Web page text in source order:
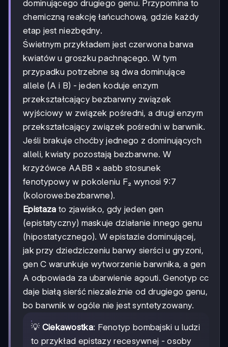
dominującego drugiego genu. Przypomina to
chemiczną reakcję łańcuchową, gdzie każdy
etap jest niezbędny.
Świetnym przykładem jest czerwona barwa
kwiatów u groszku pachnącego. W tym
przypadku potrzebne są dwa dominujące
allele (A i B) - jeden koduje enzym
przekształcający bezbarwny związek
wyjściowy w związek pośredni, a drugi enzym
przekształcający związek pośredni w barwnik.
Jeśli brakuje choćby jednego z dominujących
alleli, kwiaty pozostają bezbarwne. W
krzyżówce AABB × aabb stosunek
fenotypowy w pokoleniu F₂ wynosi 9:7
(kolorowe:bezbarwne).
Epistaza to zjawisko, gdy jeden gen
(epistatyczny) maskuje działanie innego genu
(hipostatycznego). W epistazie dominującej,
jak przy dziedziczeniu barwy sierści u gryzoni,
gen C warunkuje wytworzenie barwnika, a gen
A odpowiada za ubarwienie agouti. Genotyp cc
daje białą sierść niezależnie od drugiego genu,
bo barwnik w ogóle nie jest syntetyzowany.
💡 Ciekawostka: Fenotyp bombajski u ludzi
to przykład epistazy recesywnej - osoby